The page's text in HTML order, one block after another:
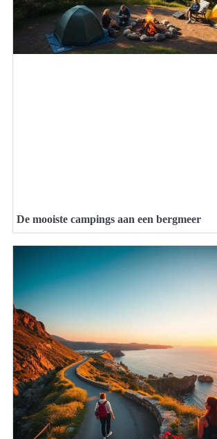
De mooiste campings aan een bergmeer